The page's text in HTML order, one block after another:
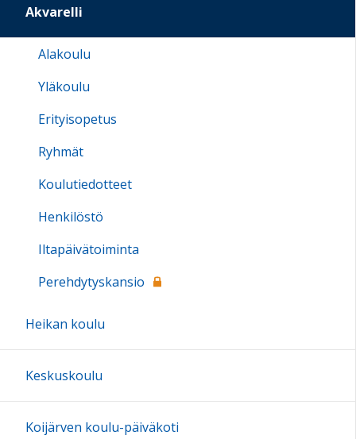
Akvarelli
Alakoulu
Yläkoulu
Erityisopetus
Ryhmät
Koulutiedotteet
Henkilöstö
Iltapäivätoiminta
Perehdytyskansio
Heikan koulu
Keskuskoulu
Koijärven koulu-päiväkoti